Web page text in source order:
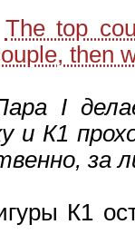
The top
then
І
и К1
за
К1